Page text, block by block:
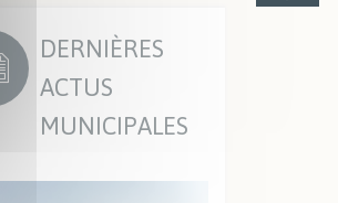
DERNIÈRES
ACTUS
MUNICIPALES